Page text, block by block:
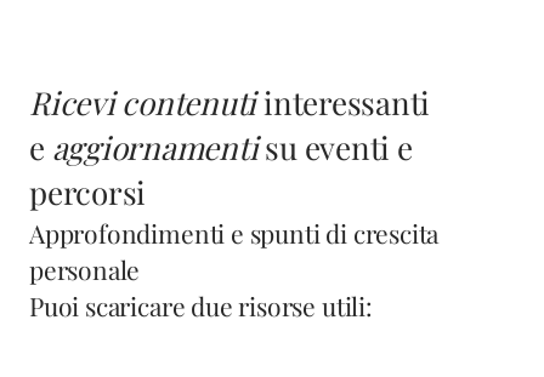
Ricevi contenutiinteressanti
e aggiornamentisu eventi e
percorsi
Approfondimenti e spunti di crescita
personale
Puoi scaricare due risorse utili: